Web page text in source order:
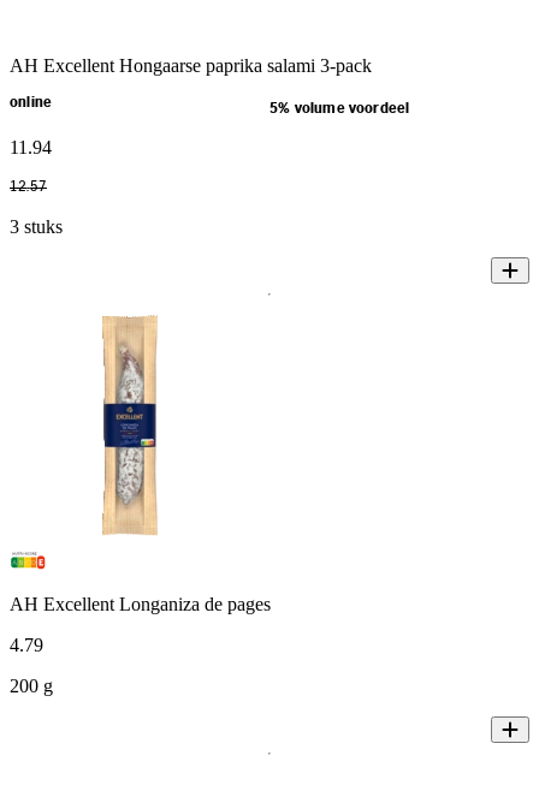
AH Excellent Hongaarse paprika salami 3-pack
online 5% volume voordeel
11 .94
12.57
3 stuks
AH Excellent Longaniza de pages
4.79
200 g